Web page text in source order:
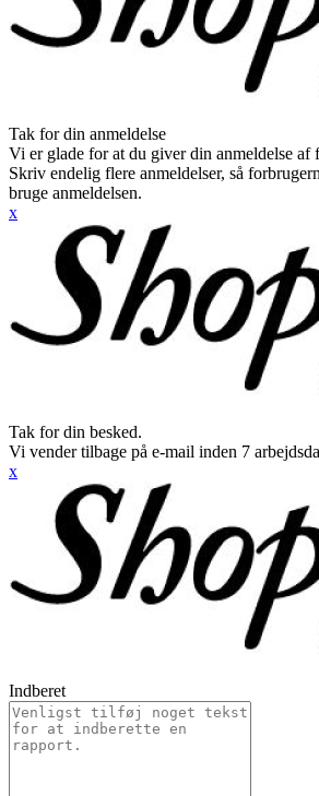
Tak for din anmeldelse
Vi er glade for at du giver din anmeldelse af
Skriv endelig flere anmeldelser, så
bruge anmeldelsen.
x
Tak for din besked.
Vi vender tilbage på e-mail inden 7
x
Indberet